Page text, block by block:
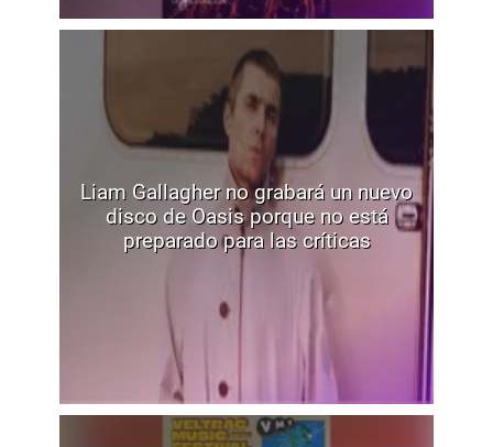
Liam Gallagher no grabará un nuevo
disco de Oasis porque no está
preparado para las críticas